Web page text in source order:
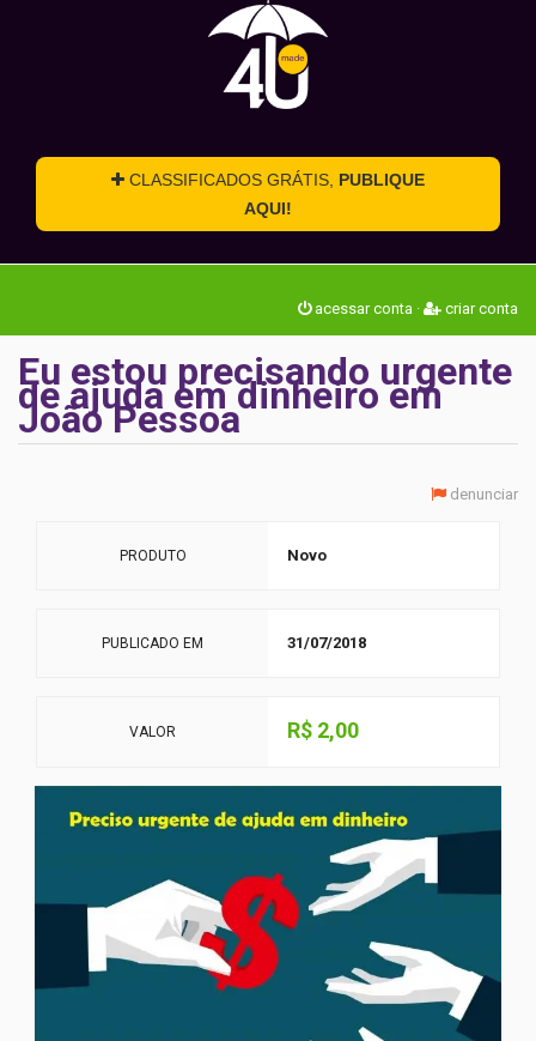
CLASSIFICADOS GRÁTIS, PUBLIQUE
AQUI!
acessar conta · criar conta
Eu estou precisando urgente
de ajuda em dinheiro em
João Pessoa
denunciar
PRODUTO Novo
PUBLICADO EM 31/07/2018
VALOR R$ 2,00